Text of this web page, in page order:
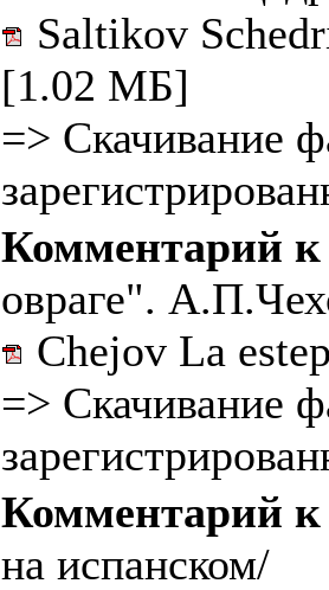
Saltikov
[1.02 МБ]
=> Скачивание
Комментарий
овраге".
Chejov La
=> Скачивание
Комментарий
на испанском/